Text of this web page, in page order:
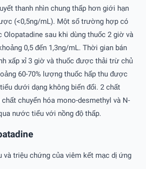
thanh nhìn chung thấp hơn giới hạn
(<0,5ng/mL). Một số trường hợp có
sau khi dùng thuốc 2 giờ và
0,5 đến 1,3ng/mL. Thời gian bán
xấp xỉ 3 giờ và thuốc được thải trừ chủ
60-70% lượng thuốc hấp thu được
dưới dạng không biến đổi. 2 chất
chuyển hóa mono-desmethyl và N-
nước tiểu với nồng độ thấp.
và triệu chứng của viêm kết mạc dị ứng